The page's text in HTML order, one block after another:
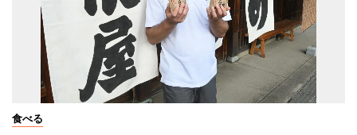
食べる